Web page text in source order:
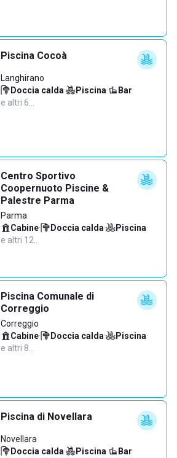
Piscina Cocoà
Langhirano
Doccia calda· Piscina· Bar·
e altri 6…
Centro Sportivo
Coopernuoto Piscine &
Palestre Parma
Parma
Cabine· Doccia calda· Piscina·
e altri 12…
Piscina Comunale di
Correggio
Correggio
Cabine· Doccia calda· Piscina·
e altri 8…
Piscina di Novellara
Novellara
Doccia calda· Piscina· Bar·